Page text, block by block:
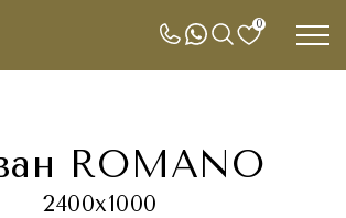
0
ROMANO
2400х1000